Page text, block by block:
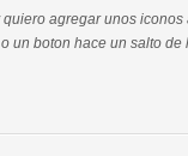
agregar unos
un boton hace un salto de